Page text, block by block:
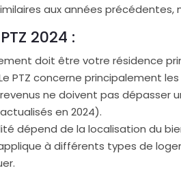
aux années
2024 :
doit être votre résidence
PTZ concerne principalement
ne doivent pas dépasser
en 2024).
dépend de la localisation du
à différents types de